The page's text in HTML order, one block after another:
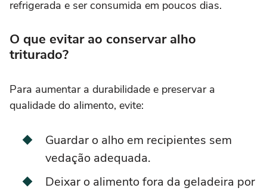
refrigerada e ser consumida em poucos dias.
O que evitar ao conservar alho
triturado?
Para aumentar a durabilidade e preservar a
qualidade do alimento, evite:
Guardar o alho em recipientes sem
vedação adequada.
Deixar o alimento fora da geladeira por